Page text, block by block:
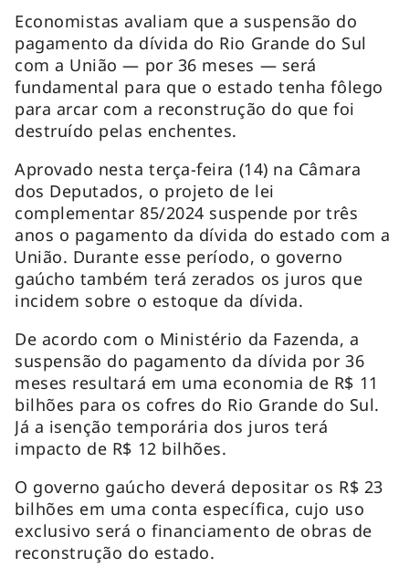
Economistas avaliam que a suspensão do
pagamento da dívida do Rio Grande do Sul
com a União — por 36 meses — será
fundamental para que o estado tenha fôlego
para arcar com a reconstrução do que foi
destruído pelas enchentes.
Aprovado nesta terça-feira (14) na Câmara
dos Deputados, o projeto de lei
complementar 85/2024 suspende por três
anos o pagamento da dívida do estado com a
União. Durante esse período, o governo
gaúcho também terá zerados os juros que
incidem sobre o estoque da dívida.
De acordo com o Ministério da Fazenda, a
suspensão do pagamento da dívida por 36
meses resultará em uma economia de R$ 11
bilhões para os cofres do Rio Grande do Sul.
Já a isenção temporária dos juros terá
impacto de R$ 12 bilhões.
O governo gaúcho deverá depositar os R$ 23
bilhões em uma conta específica, cujo uso
exclusivo será o financiamento de obras de
reconstrução do estado.